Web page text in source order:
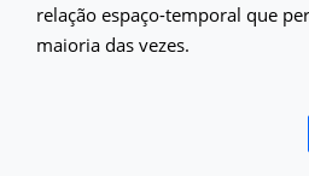
relação espaço-temporal que
maioria das vezes.